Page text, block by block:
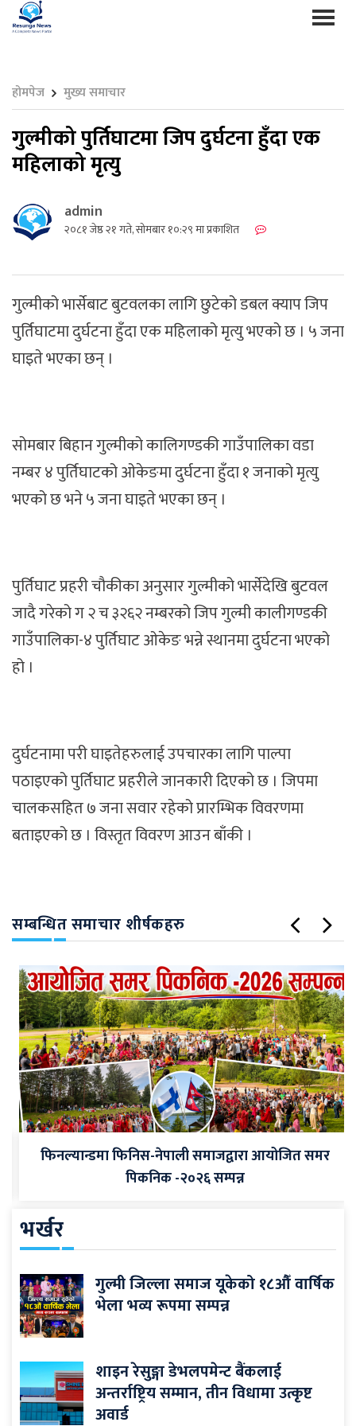
होमपेज मुख्य समाचार
गुल्मीको पुर्तिघाटमा जिप दुर्घटना हुँदा एक
महिलाको मृत्यु
admin
२०८१ जेष्ठ २१ गते, सोमबार १०:२९ मा प्रकाशित
गुल्मीको भार्सेबाट बुटवलका लागि छुटेको डबल क्याप जिप
पुर्तिघाटमा दुर्घटना हुँदा एक महिलाको मृत्यु भएको छ । ५ जना
घाइते भएका छन् ।
सोमबार बिहान गुल्मीको कालिगण्डकी गाउँपालिका वडा
नम्बर ४ पुर्तिघाटको ओकेङमा दुर्घटना हुँदा १ जनाको मृत्यु
भएको छ भने ५ जना घाइते भएका छन् ।
पुर्तिघाट प्रहरी चौकीका अनुसार गुल्मीको भार्सेदेखि बुटवल
जादै गरेको ग २ च ३२६२ नम्बरको जिप गुल्मी कालीगण्डकी
गाउँपालिका-४ पुर्तिघाट ओकेङ भन्ने स्थानमा दुर्घटना भएको
हो ।
दुर्घटनामा परी घाइतेहरुलाई उपचारका लागि पाल्पा
पठाइएको पुर्तिघाट प्रहरीले जानकारी दिएको छ । जिपमा
चालकसहित ७ जना सवार रहेको प्रारम्भिक विवरणमा
बताइएको छ । विस्तृत विवरण आउन बाँकी ।
सम्बन्धित समाचार शीर्षकहरु
फिनल्यान्डमा फिनिस-नेपाली समाजद्वारा आयोजित समर
पिकनिक -२०२६ सम्पन्न
भर्खर
गुल्मी जिल्ला समाज यूकेको १८औँ वार्षिक
भेला भव्य रूपमा सम्पन्न
शाइन रेसुङ्गा डेभलपमेन्ट बैंकलाई
अन्तर्राष्ट्रिय सम्मान, तीन विधामा उत्कृष्ट
अवार्ड